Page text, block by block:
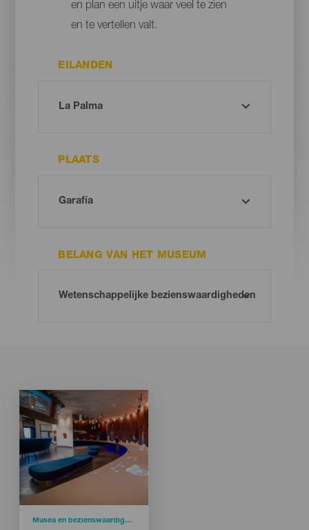
en plan een uitje waar veel te zien
en te vertellen valt.
EILANDEN
PLAATS
BELANG VAN HET MUSEUM
Imagen
Listado
Imagen
Categoría Musea en bezienswaardigheden